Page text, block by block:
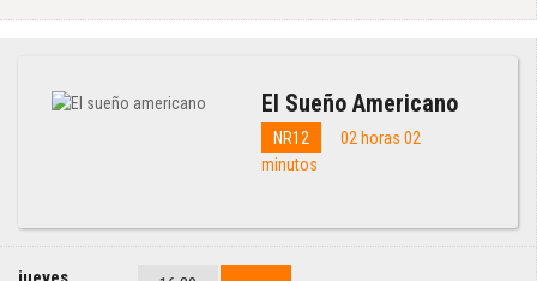
El Sueño Americano
NR12
02 horas 02
minutos